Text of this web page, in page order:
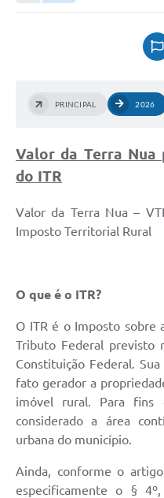
DIÁRIO OFICIAL DO MUNICÍPIO
Carta de Serviços
Consulta de Protocolo
ITR - TERRA NUA
Objetivos de Desenvolvimento
Faria
Fundo Social de Solidariedade
Gestão Atual
Departamentos
Contas Públicas
Legislação
Editais
Links
PRINCIPAL 2026
Valor da Terra Nua
do ITR
Valor da Terra Nua –
Imposto Territorial Rural
O que é o ITR?
O ITR é o Imposto sobre
Tributo Federal previsto
Constituição Federal.
fato gerador a
imóvel rural. Para fins
considerado a área
urbana do município.
Ainda, conforme o
especificamente o §